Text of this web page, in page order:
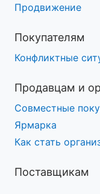
Продвижение
Покупателям
Конфликтные
Продавцам и
Совместные
Ярмарка
Как стать
Поставщикам